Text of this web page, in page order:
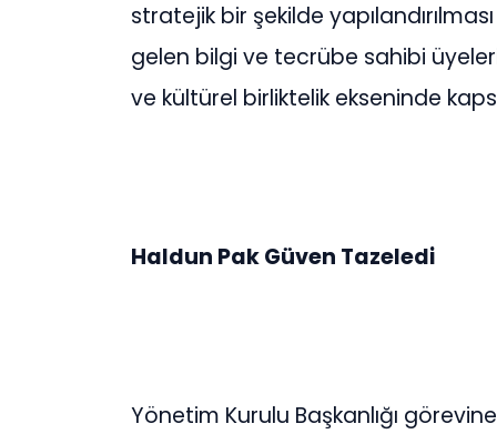
stratejik bir şekilde
gelen bilgi ve tecrübe sahibi
ve kültürel birliktelik ekseninde
Haldun Pak Güven Tazeledi
Yönetim Kurulu Başkanlığı